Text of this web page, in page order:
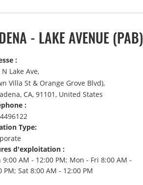
- LAKE AVENUE(PAB)
:
N Lake Ave,
Villa St & Orange Grove Blvd),
CA, 91101, United States
:
Type:
d'exploitation :
9:00 AM - 12:00 PM; Mon - Fri 8:00 AM -
PM; Sat 8:00 AM - 12:00 PM